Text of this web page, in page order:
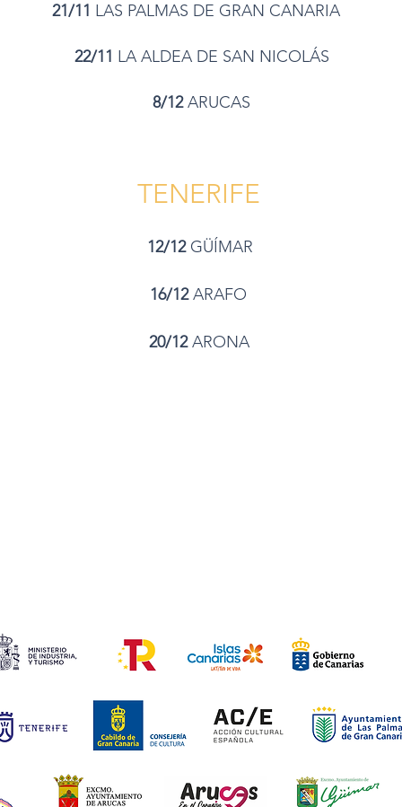
21/11 LAS PALMAS DE GRAN CANARIA
22/11 LA ALDEA DE SAN NICOLÁS
8/12ARUCAS
TENERIFE
12/12GÜÍMAR
16/12ARAFO
20/12ARONA